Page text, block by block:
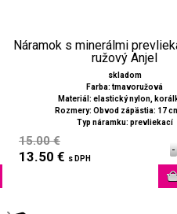
Náramok s minerálmi
ružový Anjel
skladom
Farba: tmavoružová
Materiál: elastický nylon,
Rozmery: Obvod zápästia: 17
Typ náramku: prevliekací
15.00 €
13.50 € s DPH